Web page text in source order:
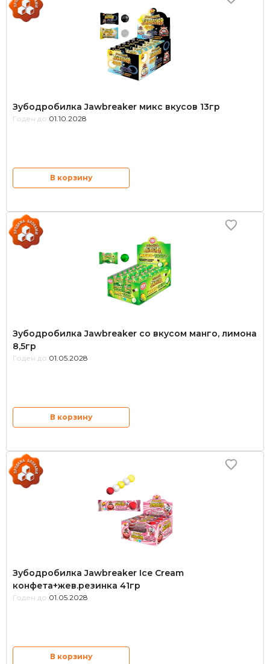
Зубодробилка Jawbreaker микс вкусов 13гр
Годен до: 01.10.2028
В корзину
Зубодробилка Jawbreaker со вкусом манго, лимона
8,5гр
Годен до: 01.05.2028
В корзину
Зубодробилка Jawbreaker Ice Cream
конфета+жев.резинка 41гр
Годен до: 01.05.2028
В корзину